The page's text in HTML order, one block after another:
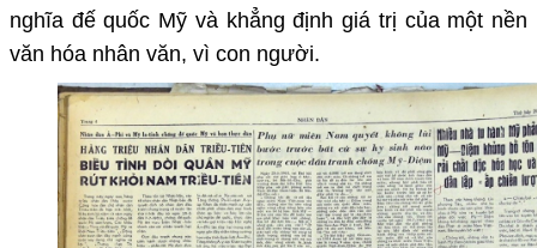
nghĩa đế quốc Mỹ và khẳng định giá trị của một nền
văn hóa nhân văn, vì con người.